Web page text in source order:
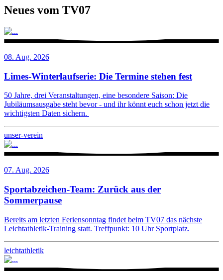
Neues vom TV07
08. Aug. 2026
Limes-Winterlaufserie: Die Termine stehen fest
50 Jahre, drei Veranstaltungen, eine besondere Saison: Die
Jubiläumsausgabe steht bevor - und ihr könnt euch schon jetzt die
wichtigsten Daten sichern.
unser-verein
07. Aug. 2026
Sportabzeichen-Team: Zurück aus der
Sommerpause
Bereits am letzten Feriensonntag findet beim TV07 das nächste
Leichtathletik-Training statt. Treffpunkt: 10 Uhr Sportplatz.
leichtathletik